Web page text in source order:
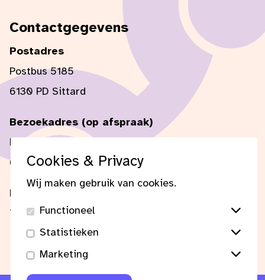
Cookies & Privacy
Wij maken gebruik van cookies.
Functioneel
Statistieken
Marketing
Contactgegevens
Postadres
Postbus 5185
6130 PD Sittard
Bezoekadres (op afspraak)
Mercator 1
6135 KW Sittard
Tel:+31 (0) 6 51 46 69 78